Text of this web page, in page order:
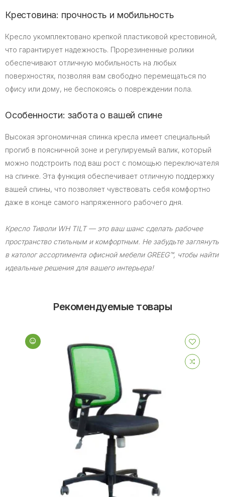
Крестовина: прочность и мобильность
Кресло укомплектовано крепкой пластиковой крестовиной,
что гарантирует надежность. Прорезиненные ролики
обеспечивают отличную мобильность на любых
поверхностях, позволяя вам свободно перемещаться по
офису или дому, не беспокоясь о повреждении пола.
Особенности: забота о вашей спине
Высокая эргономичная спинка кресла имеет специальный
прогиб в поясничной зоне и регулируемый валик, который
можно подстроить под ваш рост с помощью переключателя
на спинке. Эта функция обеспечивает отличную поддержку
вашей спины, что позволяет чувствовать себя комфортно
даже в конце самого напряженного рабочего дня.
Кресло Тиволи WH TILT — это ваш шанс сделать рабочее
пространство стильным и комфортным. Не забудьте заглянуть
в католог ассортимента офисной мебели GREEG™, чтобы найти
идеальные решения для вашего интерьера!
Рекомендуемые товары